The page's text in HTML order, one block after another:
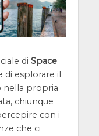
di Space
esplorare il
nella propria
chiunque
con i
che ci